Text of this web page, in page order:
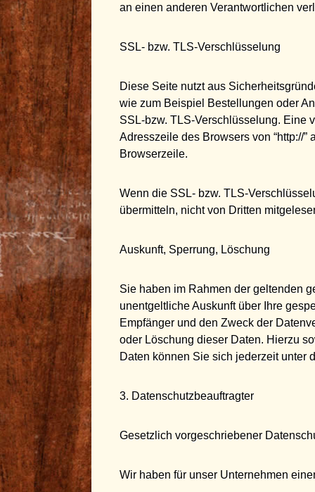
an einen anderen Verantwortlichen
SSL- bzw. TLS-Verschlüsselung
Diese Seite nutzt aus
wie zum Beispiel Bestellungen oder
SSL-bzw. TLS-Verschlüsselung. Eine
Adresszeile des Browsers von “http://”
Browserzeile.
Wenn die SSL- bzw. TLS-
übermitteln, nicht von Dritten
Auskunft, Sperrung, Löschung
Sie haben im Rahmen der geltenden
unentgeltliche Auskunft über Ihre
Empfänger und den Zweck der
oder Löschung dieser Daten. Hierzu
Daten können Sie sich jederzeit unter
3. Datenschutzbeauftragter
Gesetzlich vorgeschriebener
Wir haben für unser Unternehmen